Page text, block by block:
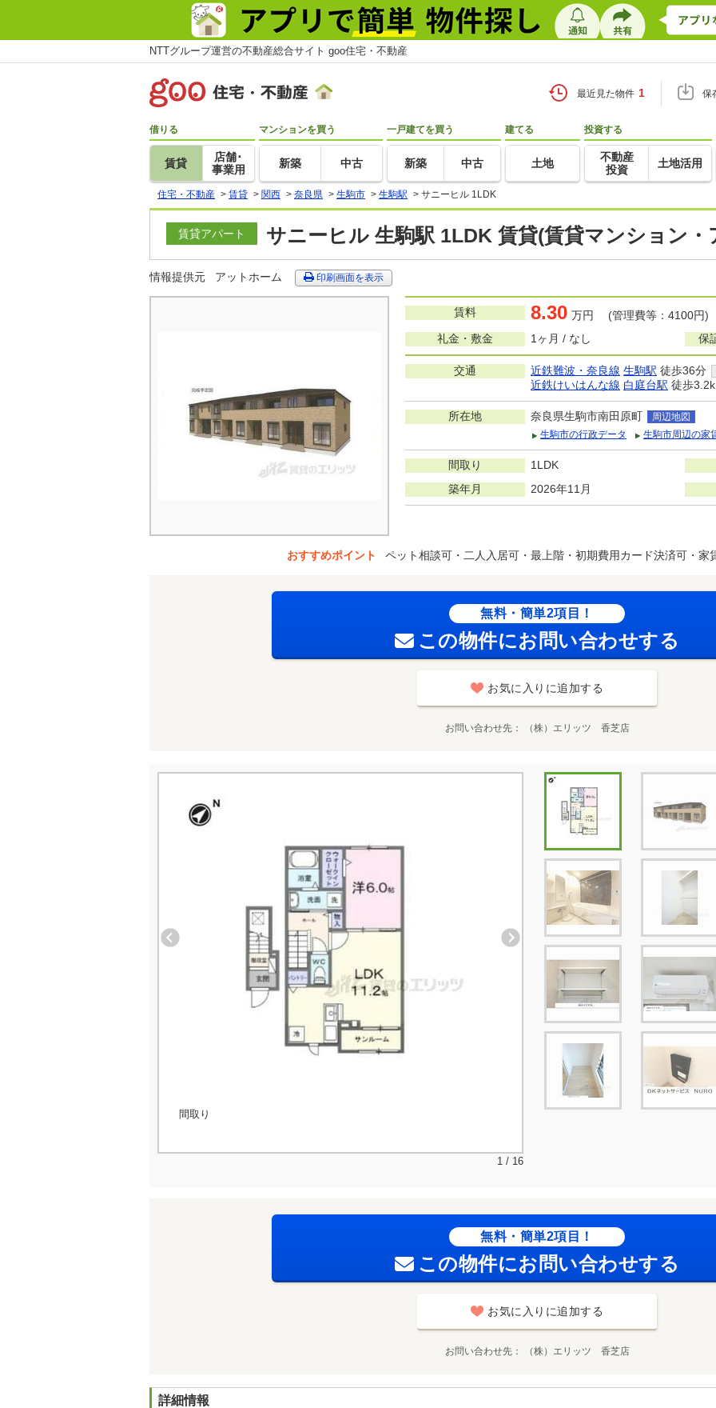
NTTグループ運営の不動産総合サイト goo住宅・不動産
最近見た物件 1 保
借りる
賃貸
店舗･
事業用
マンションを買う
新築 中古
一戸建てを買う
新築 中古
建てる
土地
投資する
不動産
投資
土地活用
住宅・不動産 > 賃貸 > 関西 > 奈良県 > 生駒市 > 生駒駅 > サニーヒル 1LDK
賃貸アパート サニーヒル 生駒駅 1LDK 賃貸(賃貸マンション・
情報提供元 アットホーム 印刷画面を表示
賃料 8.30 万円 (管理費等：4100円)
礼金・敷金
1ヶ月 / なし 保
交通 近鉄難波・奈良線 生駒駅 徒歩36分
近鉄けいはんな線 白庭台駅 徒歩
所在地 奈良県生駒市南田原町
周辺地図
生駒市の行政データ
生駒市周辺の家
間取り
1LDK
築年月
2026年11月
おすすめポイント ペット相談可・二人入居可・最上階・初期費用カード決済可・家
無料・簡単2項目！
この物件にお問い合わせする
お気に入りに追加する
お問い合わせ先 （株）エリッツ 香芝店
間取り
1 / 16
無料・簡単2項目！
この物件にお問い合わせする
お気に入りに追加する
お問い合わせ先 （株）エリッツ 香芝店
詳細情報